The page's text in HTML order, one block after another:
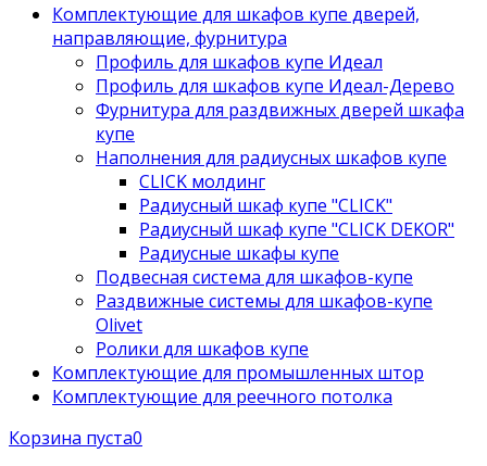
Комплектующие для шкафов купе дверей,
направляющие, фурнитура
Профиль для шкафов купе Идеал
Профиль для шкафов купе Идеал-Дерево
Фурнитура для раздвижных дверей шкафа
купе
Наполнения для радиусных шкафов купе
CLICK молдинг
Радиусный шкаф купе "CLICK"
Радиусный шкаф купе "CLICK DEKOR"
Радиусные шкафы купе
Подвесная система для шкафов-купе
Раздвижные системы для шкафов-купе
Olivet
Ролики для шкафов купе
Комплектующие для промышленных штор
Комплектующие для реечного потолка
Корзина пуста0